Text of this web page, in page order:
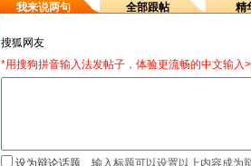
我来说两句 全部跟帖 精
*用搜狗拼音输入法发帖子，体验更流畅的中文输入
设为辩论话题